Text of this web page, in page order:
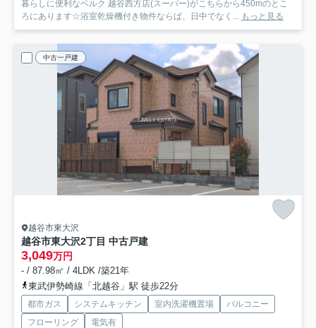
暮らしに便利なベルク 越谷西方店(スーパー)がこちらから450mのとこ
ろにあります☆浴室乾燥機付き物件ならば、日中でなく...
もっと見る
中古一戸建
越谷市東大沢
越谷市東大沢2丁目 中古戸建
3,049万円
- / 87.98㎡ / 4LDK /築21年
東武伊勢崎線「北越谷」駅 徒歩22分
都市ガス システムキッチン 室内洗濯機置場
バルコニー
フローリング
電気有